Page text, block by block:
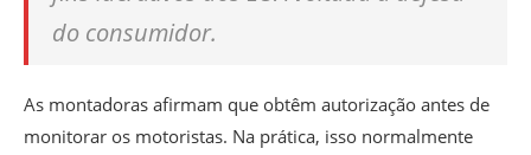
do consumidor.
As montadoras afirmam que obtêm autorização antes de
monitorar os motoristas. Na prática, isso normalmente